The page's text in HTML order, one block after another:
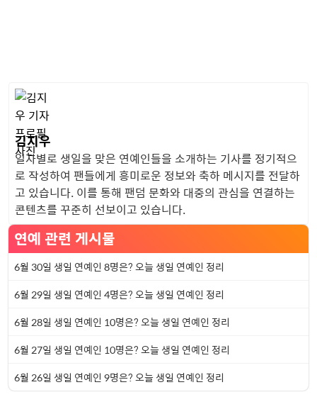
김지우
일자별로 생일을 맞은 연예인들을 소개하는 기사를 정기적으
로 작성하여 팬들에게 흥미로운 정보와 축하 메시지를 전달하
고 있습니다. 이를 통해 팬덤 문화와 대중의 관심을 연결하는
콘텐츠를 꾸준히 선보이고 있습니다.
연예 관련 게시물
6월 30일 생일 연예인 8명은? 오늘 생일 연예인 정리
6월 29일 생일 연예인 4명은? 오늘 생일 연예인 정리
6월 28일 생일 연예인 10명은? 오늘 생일 연예인 정리
6월 27일 생일 연예인 10명은? 오늘 생일 연예인 정리
6월 26일 생일 연예인 9명은? 오늘 생일 연예인 정리